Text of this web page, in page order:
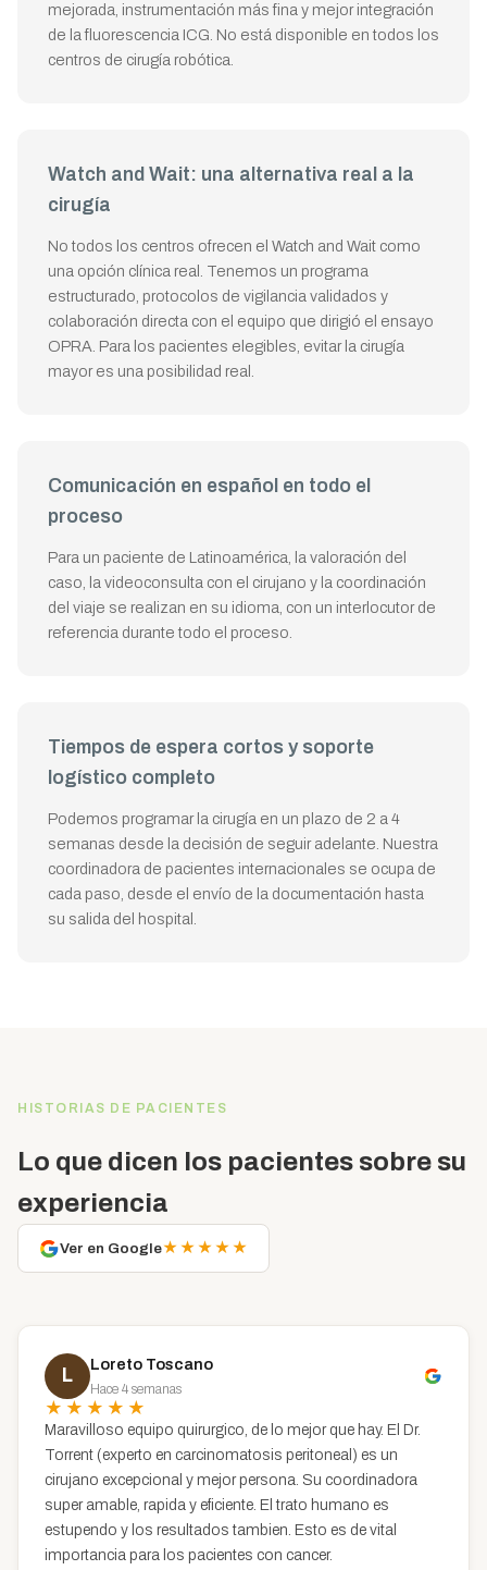
mejorada, instrumentación más fina y mejor integración
de la fluorescencia ICG. No está disponible en todos los
centros de cirugía robótica.
Watch and Wait: una alternativa real a la
cirugía
No todos los centros ofrecen el Watch and Wait como
una opción clínica real. Tenemos un programa
estructurado, protocolos de vigilancia validados y
colaboración directa con el equipo que dirigió el ensayo
OPRA. Para los pacientes elegibles, evitar la cirugía
mayor es una posibilidad real.
Comunicación en español en todo el
proceso
Para un paciente de Latinoamérica, la valoración del
caso, la videoconsulta con el cirujano y la coordinación
del viaje se realizan en su idioma, con un interlocutor de
referencia durante todo el proceso.
Tiempos de espera cortos y soporte
logístico completo
Podemos programar la cirugía en un plazo de 2 a 4
semanas desde la decisión de seguir adelante. Nuestra
coordinadora de pacientes internacionales se ocupa de
cada paso, desde el envío de la documentación hasta
su salida del hospital.
HISTORIAS DE PACIENTES
Lo que dicen los pacientes sobre su
experiencia
Ver en Google★★★★★
L
Loreto Toscano
Hace 4 semanas
★★★★★
Maravilloso equipo quirurgico, de lo mejor que hay. El Dr.
Torrent (experto en carcinomatosis peritoneal) es un
cirujano excepcional y mejor persona. Su coordinadora
super amable, rapida y eficiente. El trato humano es
estupendo y los resultados tambien. Esto es de vital
importancia para los pacientes con cancer.